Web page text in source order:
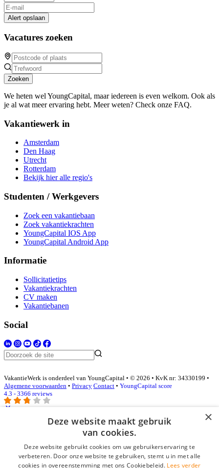
Alert opslaan
Vacatures zoeken
Zoeken
We heten wel YoungCapital, maar iedereen is even welkom. Ook als
je al wat meer ervaring hebt. Meer weten? Check onze FAQ.
Vakantiewerk in
Amsterdam
Den Haag
Utrecht
Rotterdam
Bekijk hier alle regio's
Studenten / Werkgevers
Zoek een vakantiebaan
Zoek vakantiekrachten
YoungCapital IOS App
YoungCapital Android App
Informatie
Sollicitatietips
Vakantiekrachten
CV maken
Vakantiebanen
Social
VakantieWerk is onderdeel van YoungCapital • © 2026 • KvK nr: 34330199 •
Algemene voorwaarden • Privacy Contact • YoungCapital score
4.3 - 3366 reviews
E-mail*
Wachtwoord
×
Deze website maakt gebruik
van cookies.
Deze website gebruikt cookies om uw gebruikerservaring te
verbeteren. Door onze website te gebruiken, stemt u in met alle
cookies in overeenstemming met ons Cookiebeleid. Lees verder